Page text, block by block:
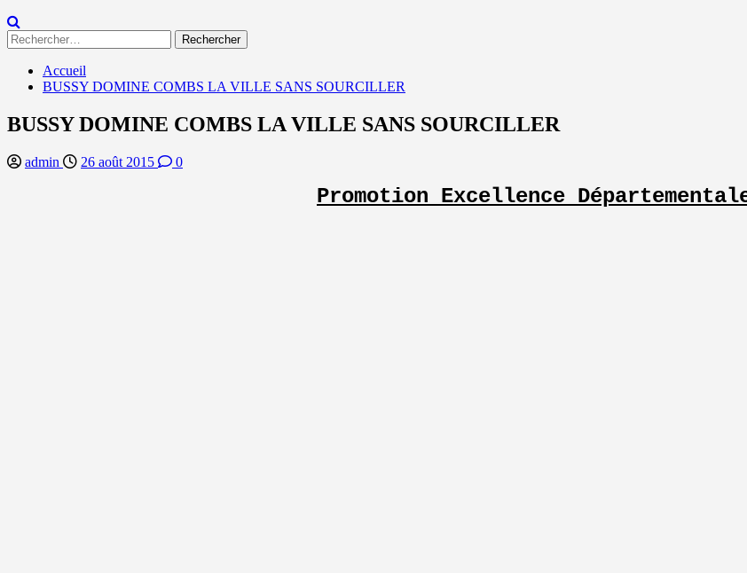
Rechercher :
Accueil
BUSSY DOMINE COMBS LA VILLE SANS SOURCILLER
BUSSY DOMINE COMBS LA VILLE SANS SOURCILLER
admin 26 août 2015 0
Promotion Excellence